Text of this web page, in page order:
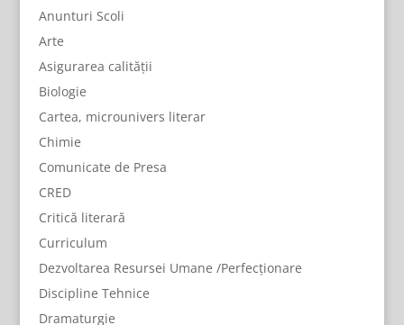
Anunturi Scoli
Arte
Asigurarea calității
Biologie
Cartea, microunivers literar
Chimie
Comunicate de Presa
CRED
Critică literară
Curriculum
Dezvoltarea Resursei Umane /Perfecționare
Discipline Tehnice
Dramaturgie